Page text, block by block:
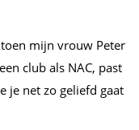
mijn vrouw Peter
club als NAC, past
je net zo geliefd gaat